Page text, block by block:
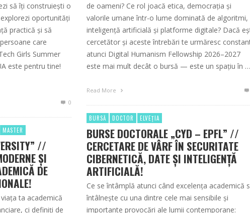
să îți construiești o
oportunități
practică și să
care
Girls Summer
este pentru tine!
0
de oameni? Ce rol joacă etica, democrația și
valorile umane într-o lume dominată de algoritmi,
inteligență artificială și platforme digitale? Dacă
cercetător și aceste întrebări te urmăresc
atunci Digital Humanism Fellowship 2026–2027
este mai mult decât o bursă — este un spațiu în …
Read More
BURSĂ DOCTOR ELVEȚIA
BURSE DOCTORALE „CYD – EPFL” //
CERCETARE DE VÂRF ÎN SECURITATE
CIBERNETICĂ, DATE ȘI INTELIGENȚĂ
ARTIFICIALĂ!
Ce se întâmplă atunci când excelența academică
întâlnește cu una dintre cele mai sensibile și
importante provocări ale lumii contemporane:
MASTER
//
ȘI
DE
ta academică
ci definiți de